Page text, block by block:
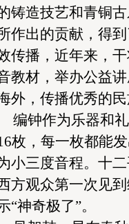
铸造技艺和青铜
作出的贡献，得
传播，近年来，
教材，举办公益
外，传播优秀的
编钟作为乐器和
枚，每一枚都能
小三度音程。十
方观众第一次见
“神奇极了”。